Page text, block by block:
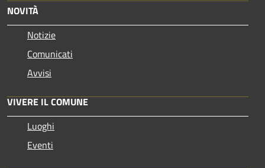
NOVITÀ
Notizie
Comunicati
Avvisi
VIVERE IL COMUNE
Luoghi
Eventi